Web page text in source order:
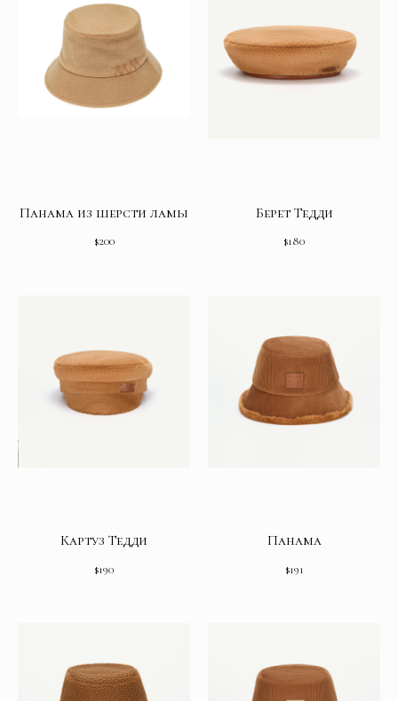
Панама из шерсти ламы
$200
Берет Тедди
$180
Картуз Тедди
$190
Панама
$191